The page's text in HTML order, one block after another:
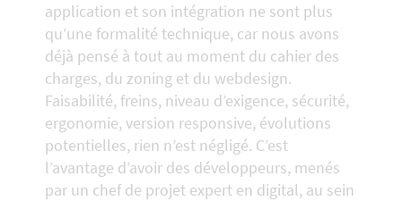
application et son intégration ne sont plus
qu’une formalité technique, car nous avons
déjà pensé à tout au moment du cahier des
charges, du zoning et du webdesign.
Faisabilité, freins, niveau d’exigence, sécurité,
ergonomie, version responsive, évolutions
potentielles, rien n’est négligé. C’est
l’avantage d’avoir des développeurs, menés
par un chef de projet expert en digital, au sein